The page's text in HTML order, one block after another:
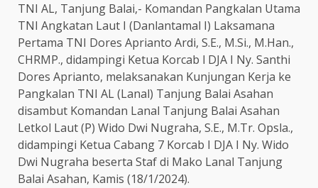
TNI AL, Tanjung Balai,- Komandan Pangkalan Utama
TNI Angkatan Laut I (Danlantamal I) Laksamana
Pertama TNI Dores Aprianto Ardi, S.E., M.Si., M.Han.,
CHRMP., didampingi Ketua Korcab l DJA I Ny. Santhi
Dores Aprianto, melaksanakan Kunjungan Kerja ke
Pangkalan TNI AL (Lanal) Tanjung Balai Asahan
disambut Komandan Lanal Tanjung Balai Asahan
Letkol Laut (P) Wido Dwi Nugraha, S.E., M.Tr. Opsla.,
didampingi Ketua Cabang 7 Korcab I DJA I Ny. Wido
Dwi Nugraha beserta Staf di Mako Lanal Tanjung
Balai Asahan, Kamis (18/1/2024).